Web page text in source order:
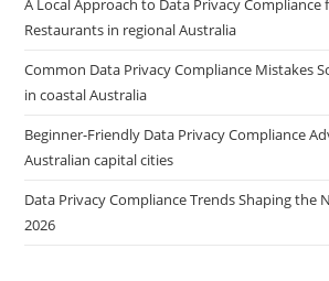
A Local Approach to Data Privacy Compliance
Restaurants in regional Australia
Common Data Privacy Compliance Mistakes
in coastal Australia
Beginner-Friendly Data Privacy Compliance
Australian capital cities
Data Privacy Compliance Trends Shaping the
2026